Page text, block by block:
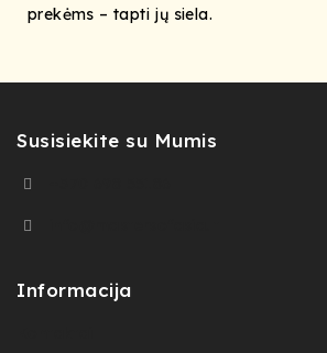
prekėms – tapti jų siela.
Susisiekite su Mumis
Informacija